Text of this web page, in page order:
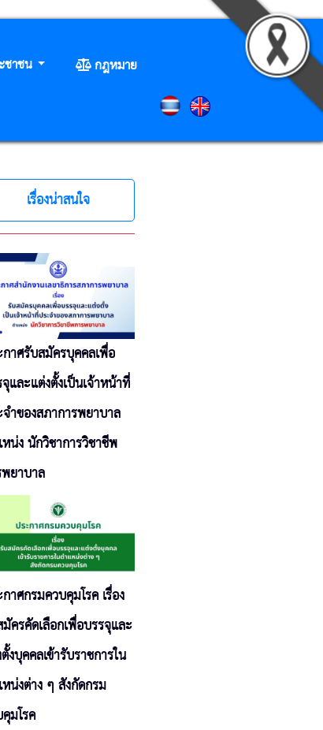
ชาชน
กฎหมาย
เรื่องน่าสนใจ
าศรับสมัครบุคคลเพื่อ
และแต่งตั้งเป็นเจ้าหน้าที่
ำของสภาการพยาบาล
น่ง นักวิชาการวิชาชีพ
ยาบาล
าศกรมควบคุมโรค เรื่อง
ครคัดเลือกเพื่อบรรจุและ
งบุคคลเข้ารับราชการใน
น่งต่าง ๆ สังกัดกรม
มโรค